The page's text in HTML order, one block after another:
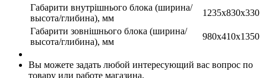
Габарити внутрішнього блока (ширина/
высота/глибина), мм
1235х830х330
Габарити зовнішнього блока (ширина/
высота/глибина), мм
980х410х1350
Вы можете задать любой интересующий вас вопрос по
товару или работе магазина.